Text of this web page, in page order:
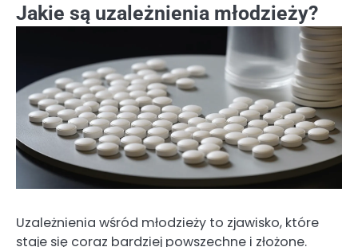
Jakie są uzależnienia młodzieży?
Uzależnienia wśród młodzieży to zjawisko, które
staje się coraz bardziej powszechne i złożone.